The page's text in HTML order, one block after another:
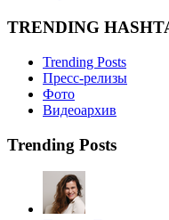
TRENDING
Trending Posts
Пресс-релизы
Фото
Видеоархив
Trending Posts